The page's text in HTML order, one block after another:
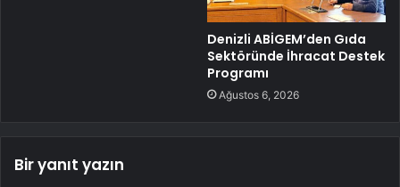
Denizli ABİGEM’den Gıda
Sektöründe İhracat Destek
Programı
Ağustos 6, 2026
Bir yanıt yazın